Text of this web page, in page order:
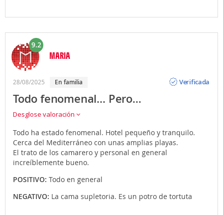
9.2
MARIA
28/08/2025 En familia
Verificada
Todo fenomenal… Pero…
Desglose valoración
Todo ha estado fenomenal. Hotel pequeño y tranquilo.
Cerca del Mediterráneo con unas amplias playas.
El trato de los camarero y personal en general
increíblemente bueno.
POSITIVO: Todo en general
NEGATIVO: La cama supletoria. Es un potro de tortuta